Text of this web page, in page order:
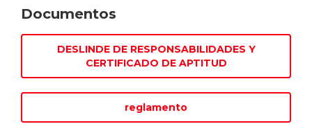
Documentos
DESLINDE DE RESPONSABILIDADES Y
CERTIFICADO DE APTITUD
reglamento